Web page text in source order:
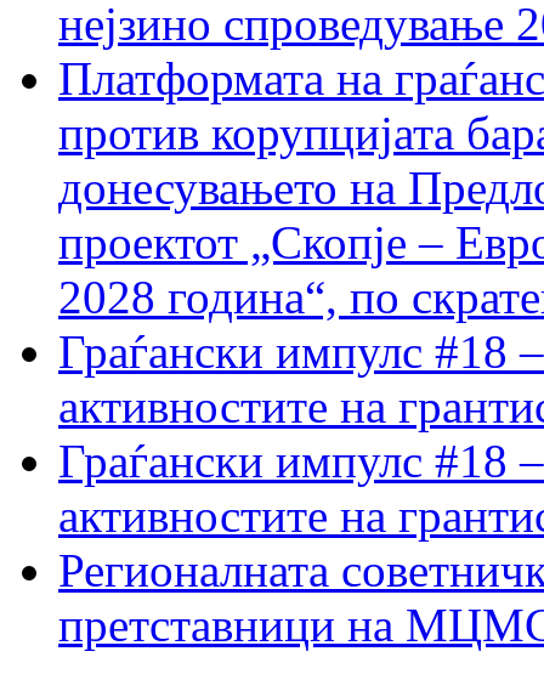
нејзино спроведување
Платформата на
против корупцијата
донесувањето на
проектот „Скопје –
2028 година“, по
Граѓански импулс #18
активностите на
Граѓански импулс #18
активностите на
Регионалната
претставници на МЦМС